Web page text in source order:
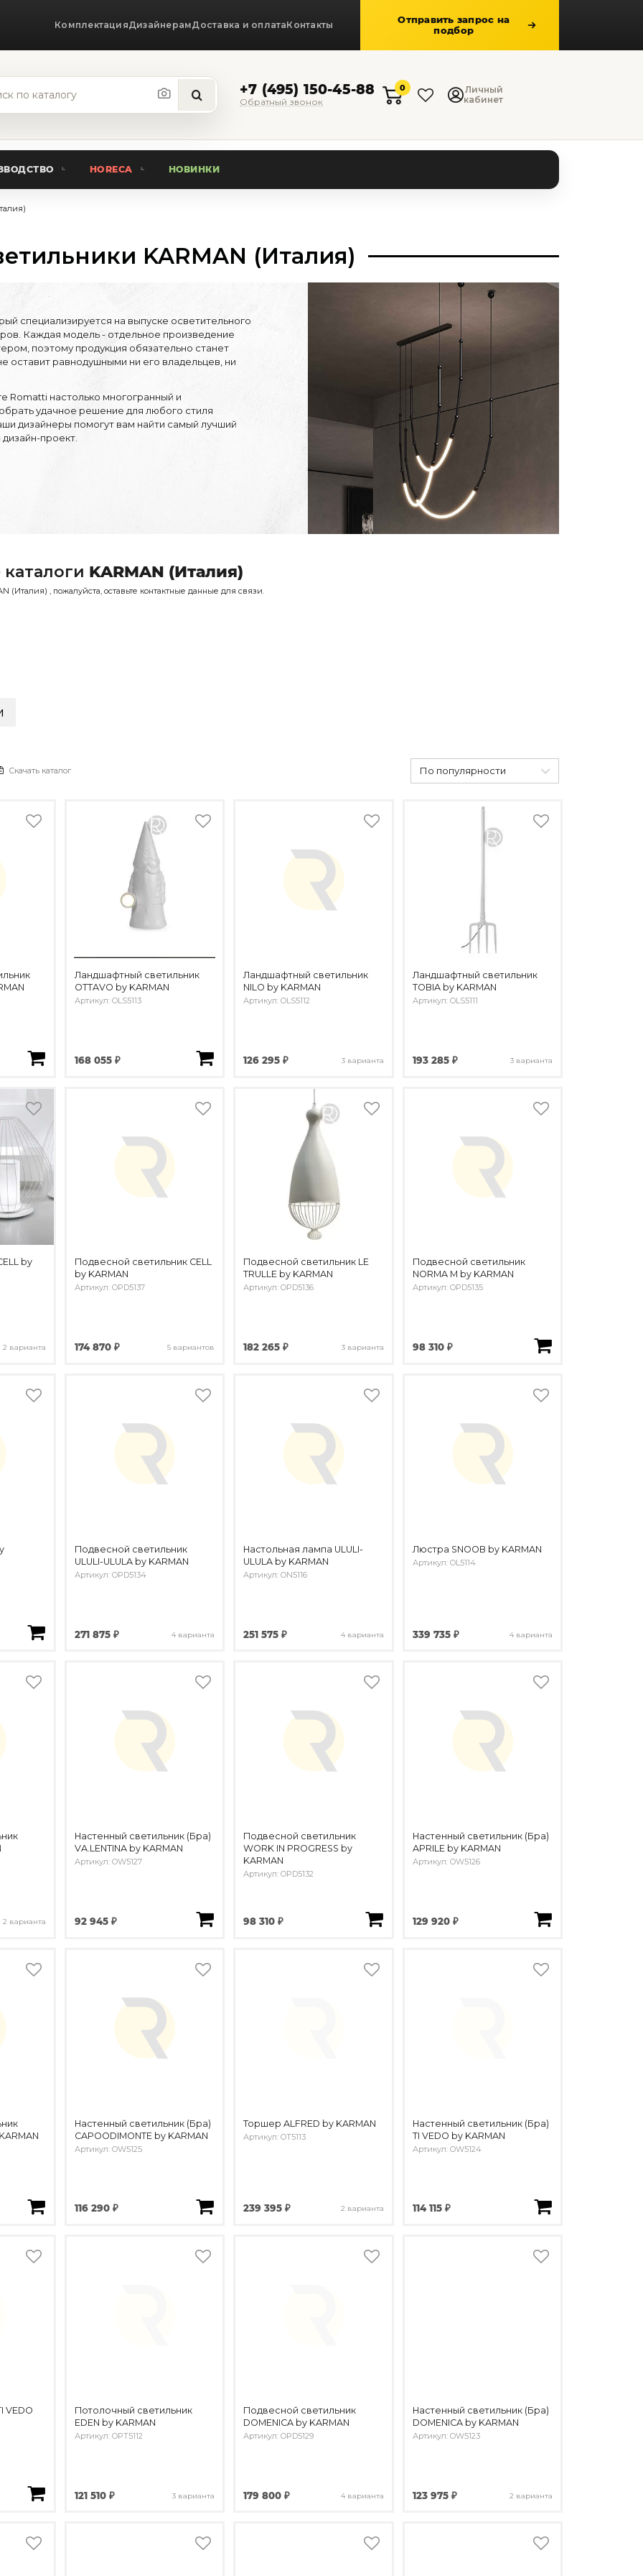
КомплектацияДизайнерамДоставка и оплатаКонтакты
Отправить запрос на
подбор
+7 (495) 150-45-88
Обратный звонок
0
Личный
кабинет
HORECA НОВИНКИ
KARMAN (Италия)
специализируется на выпуске осветительного
Каждая модель - отдельное произведение
поэтому продукция обязательно станет
оставит равнодушными ни его владельцев, ни
Romatti настолько многогранный и
удачное решение для любого стиля
дизайнеры помогут вам найти самый лучший
проект.
KARMAN (Италия)
(Италия) , пожалуйста, оставьте контактные данные для связи.
Скачать каталог По популярности
Ландшафтный светильник
OTTAVO by KARMAN
Артикул: OLS5113
168 055 ₽
Ландшафтный светильник
NILO by KARMAN
Артикул: OLS5112
126 295 ₽ 3 варианта
Ландшафтный светильник
TOBIA by KARMAN
Артикул: OLS5111
193 285 ₽ 3 варианта
by
2 варианта
Подвесной светильник CELL
by KARMAN
Артикул: OPD5137
174 870 ₽ 5 вариантов
Подвесной светильник LE
TRULLE by KARMAN
Артикул: OPD5136
182 265 ₽ 3 варианта
Подвесной светильник
NORMA M by KARMAN
Артикул: OPD5135
98 310 ₽
Подвесной светильник
ULULI-ULULA by KARMAN
Артикул: OPD5134
271 875 ₽ 4 варианта
Настольная лампа ULULI-
ULULA by KARMAN
Артикул: ON5116
251 575 ₽ 4 варианта
Люстра SNOOB by KARMAN
Артикул: OL5114
339 735 ₽ 4 варианта
2 варианта
Настенный светильник (Бра)
VA.LENTINA by KARMAN
Артикул: OW5127
92 945 ₽
Подвесной светильник
WORK IN PROGRESS by
KARMAN
Артикул: OPD5132
98 310 ₽
Настенный светильник (Бра)
APRILE by KARMAN
Артикул: OW5126
129 920 ₽
Настенный светильник (Бра)
CAPOODIMONTE by KARMAN
Артикул: OW5125
116 290 ₽
Торшер ALFRED by KARMAN
Артикул: OT5113
239 395 ₽ 2 варианта
Настенный светильник (Бра)
TI VEDO by KARMAN
Артикул: OW5124
114 115 ₽
VEDO
Потолочный светильник
EDEN by KARMAN
Артикул: OPT5112
121 510 ₽ 3 варианта
Подвесной светильник
DOMENICA by KARMAN
Артикул: OPD5129
179 800 ₽ 4 варианта
Настенный светильник (Бра)
DOMENICA by KARMAN
Артикул: OW5123
123 975 ₽ 2 варианта